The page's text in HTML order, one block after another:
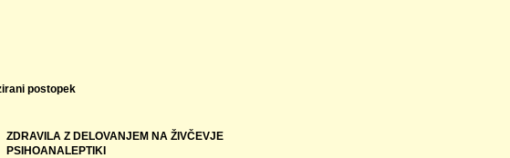
postopek
ZDRAVILA Z DELOVANJEM NA ŽIVČEVJE
PSIHOANALEPTIKI